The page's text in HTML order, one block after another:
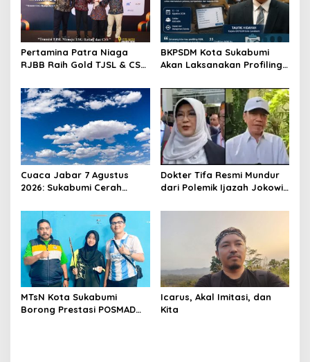
Pertamina Patra Niaga
RJBB Raih Gold TJSL & CSR
Jadi Peluang Ekonomi
BKPSDM Kota Sukabumi
Akan Laksanakan Profiling
Pegawai
Cuaca Jabar 7 Agustus
2026: Sukabumi Cerah
Potensi Hujan Lokal pada
Siang hingga Sore
Dokter Tifa Resmi Mundur
dari Polemik Ijazah Jokowi,
450 Hari Proses Hukum
MTsN Kota Sukabumi
Borong Prestasi POSMAD
Icarus, Akal Imitasi, dan
Kita